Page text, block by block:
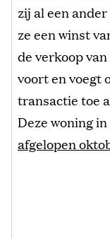
zij al een
ze een winst
de verkoop
voort en voegt
transactie toe
Deze woning
afgelopen